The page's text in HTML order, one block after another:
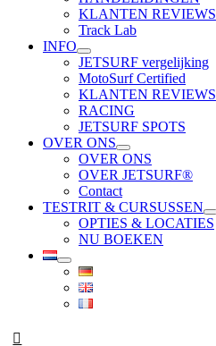
KLANTEN REVIEWS
Track Lab
INFO
JETSURF vergelijking
MotoSurf Certified
KLANTEN REVIEWS
RACING
JETSURF SPOTS
OVER ONS
OVER ONS
OVER JETSURF®
Contact
TESTRIT & CURSUSSEN
OPTIES & LOCATIES
NU BOEKEN